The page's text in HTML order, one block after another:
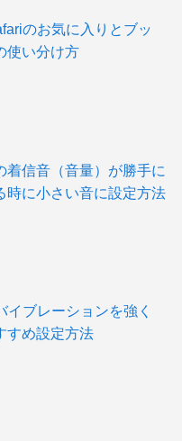
のお気に入りとブッ
使い分け方
着信音（音量）が勝手に
時に小さい音に設定方法
イブレーションを強く
すめ設定方法